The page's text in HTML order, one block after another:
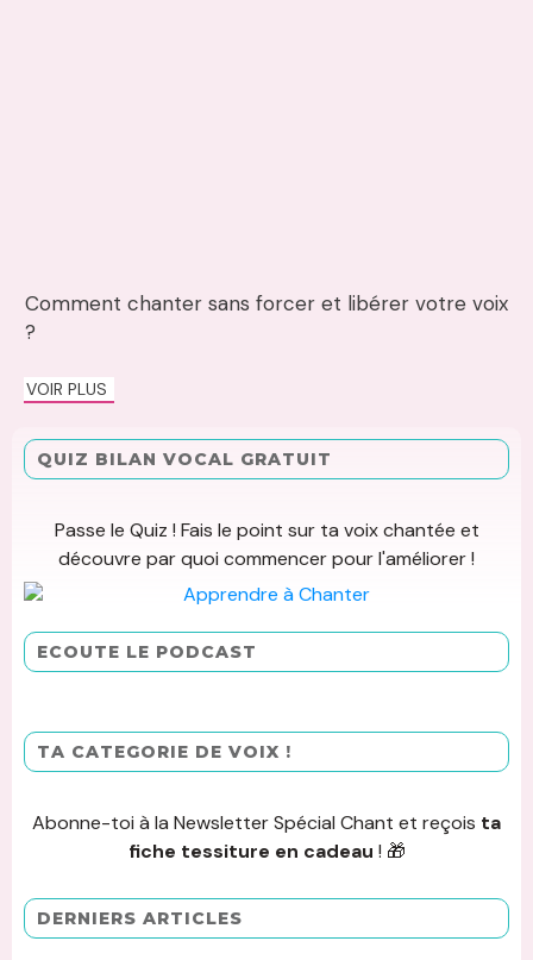
Comment chanter sans forcer et libérer votre voix
?
VOIR PLUS
QUIZ BILAN VOCAL GRATUIT
Passe le Quiz ! Fais le point sur ta voix chantée et
découvre par quoi commencer pour l'améliorer !
ECOUTE LE PODCAST
TA CATEGORIE DE VOIX !
Abonne-toi à la Newsletter Spécial Chant et reçois ta
fiche tessiture en cadeau ! 🎁
DERNIERS ARTICLES